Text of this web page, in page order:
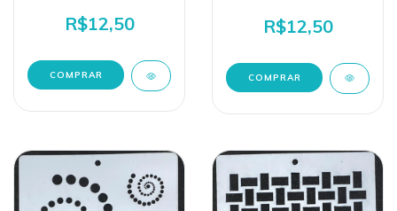
R$12,50 R$12,50